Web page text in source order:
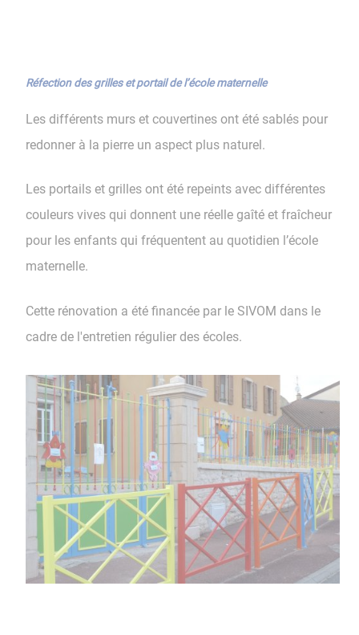
Réfection des grilles et portail de l’école maternelle
Les différents murs et couvertines ont été sablés pour
redonner à la pierre un aspect plus naturel.
Les portails et grilles ont été repeints avec différentes
couleurs vives qui donnent une réelle gaîté et fraîcheur
pour les enfants qui fréquentent au quotidien l’école
maternelle.
Cette rénovation a été financée par le SIVOM dans le
cadre de l'entretien régulier des écoles.